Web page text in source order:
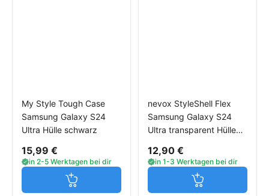
My Style Tough Case
Samsung Galaxy S24
Ultra Hülle schwarz
15,99 €
in 2-5 Werktagen bei dir
Jetzt in den Warenkorb
nevox StyleShell Flex
Samsung Galaxy S24
Ultra transparent Hülle
12,90 €
in 1-3 Werktagen bei dir
Jetzt in den